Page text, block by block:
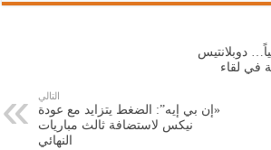
دوبلانتيس
في لقاء
التالي
«إن بي إيه”: الضغط يتزايد مع عودة
نيكس لاستضافة ثالث مباريات
النهائي